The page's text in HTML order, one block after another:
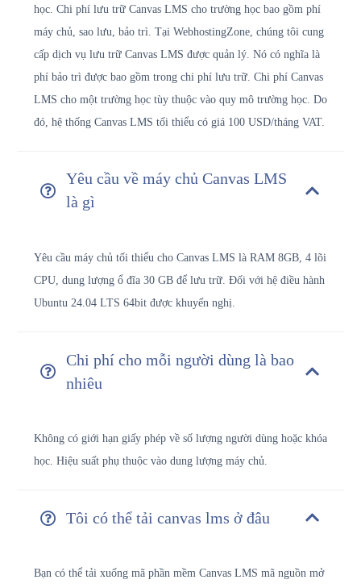
học. Chi phí lưu trữ Canvas LMS cho trường học bao gồm phí
máy chủ, sao lưu, bảo trì. Tại WebhostingZone, chúng tôi cung
cấp dịch vụ lưu trữ Canvas LMS được quản lý. Nó có nghĩa là
phí bảo trì được bao gồm trong chi phí lưu trữ. Chi phí Canvas
LMS cho một trường học tùy thuộc vào quy mô trường học. Do
đó, hệ thống Canvas LMS tối thiểu có giá 100 USD/tháng VAT.
Yêu cầu về máy chủ Canvas LMS
là gì
Yêu cầu máy chủ tối thiểu cho Canvas LMS là RAM 8GB, 4 lõi
CPU, dung lượng ổ đĩa 30 GB để lưu trữ. Đối với hệ điều hành
Ubuntu 24.04 LTS 64bit được khuyến nghị.
Chi phí cho mỗi người dùng là bao
nhiêu
Không có giới hạn giấy phép về số lượng người dùng hoặc khóa
học. Hiệu suất phụ thuộc vào dung lượng máy chủ.
Tôi có thể tải canvas lms ở đâu
Bạn có thể tải xuống mã phần mềm Canvas LMS mã nguồn mở